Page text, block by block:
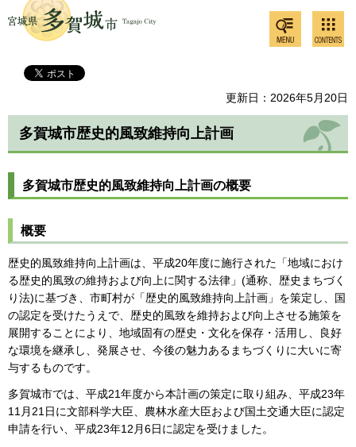
多賀城市
ンツメ
ニュー
共通メ
ニュー
更新日：2026年5月20日
多賀城市歴史的風致維持向上計画
多賀城市歴史的風致維持向上計画の概要
概要
歴史的風致維持向上計画は、平成20年度に施行された「地域におけ
る歴史的風致の維持および向上に関する法律」(通称、歴史まちづく
り法)に基づき、市町村が「歴史的風致維持向上計画」を策定し、国
の認定を受けたうえで、歴史的風致を維持および向上させる施策を
展開することにより、地域固有の歴史・文化を保存・活用し、良好
な環境を継承し、発展させ、今後の魅力あるまちづくりに大いに寄
与するものです。
多賀城市では、平成21年度から本計画の策定に取り組み、平成23年
11月21日に文部科学大臣、農林水産大臣および国土交通大臣に認定
申請を行い、平成23年12月6日に認定を受けました。